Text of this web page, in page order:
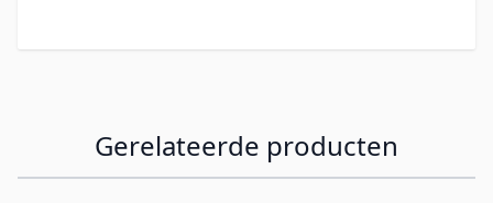
Gerelateerde producten